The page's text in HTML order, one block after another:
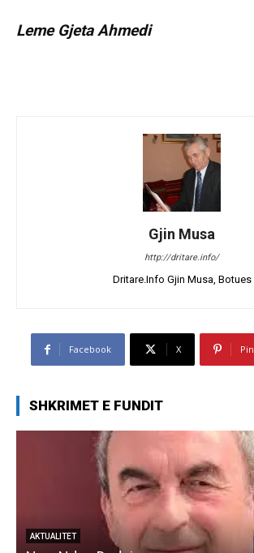
Leme Gjeta Ahmedi
Gjin Musa
http://dritare.info/
Dritare.Info Gjin Musa, Botues
Facebook X
SHKRIMET E FUNDIT
AKTUALITET